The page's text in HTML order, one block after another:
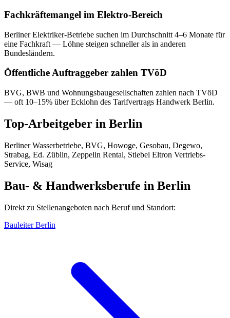
Fachkräftemangel im Elektro-Bereich
Berliner Elektriker-Betriebe suchen im Durchschnitt 4–6 Monate für
eine Fachkraft — Löhne steigen schneller als in anderen
Bundesländern.
Öffentliche Auftraggeber zahlen TVöD
BVG, BWB und Wohnungsbaugesellschaften zahlen nach TVöD
— oft 10–15% über Ecklohn des Tarifvertrags Handwerk Berlin.
Top-Arbeitgeber in Berlin
Berliner Wasserbetriebe, BVG, Howoge, Gesobau, Degewo,
Strabag, Ed. Züblin, Zeppelin Rental, Stiebel Eltron Vertriebs-
Service, Wisag
Bau- & Handwerksberufe in Berlin
Direkt zu Stellenangeboten nach Beruf und Standort:
Bauleiter Berlin